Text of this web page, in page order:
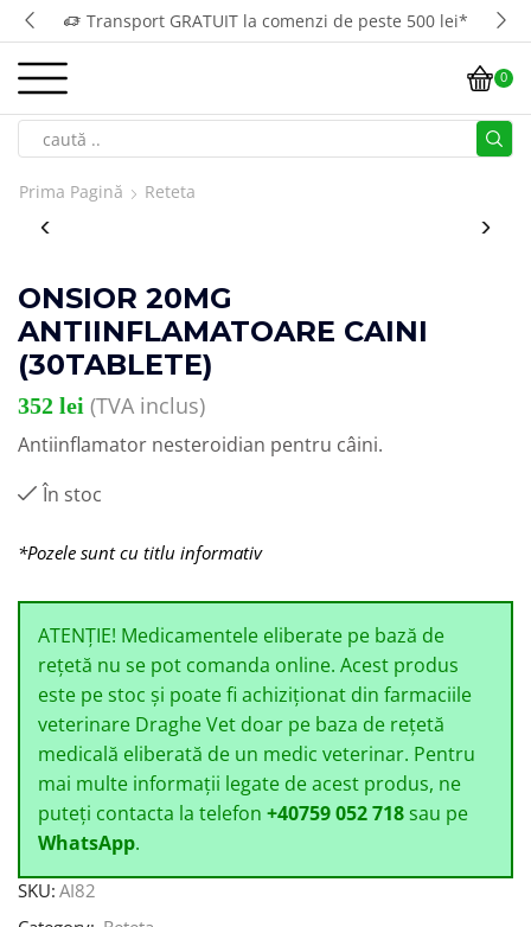
Transport GRATUIT la comenzi de peste 500 lei*
0
Prima Pagină Reteta
ONSIOR 20MG
ANTIINFLAMATOARE CAINI
(30TABLETE)
352 lei (TVA inclus)
Antiinflamator nesteroidian pentru câini.
În stoc
*Pozele sunt cu titlu informativ
ATENȚIE! Medicamentele eliberate pe bază de
rețetă nu se pot comanda online. Acest produs
este pe stoc și poate fi achiziționat din farmaciile
veterinare Draghe Vet doar pe baza de rețetă
medicală eliberată de un medic veterinar. Pentru
mai multe informații legate de acest produs, ne
puteți contacta la telefon +40759 052 718sau pe
WhatsApp.
SKU: AI82